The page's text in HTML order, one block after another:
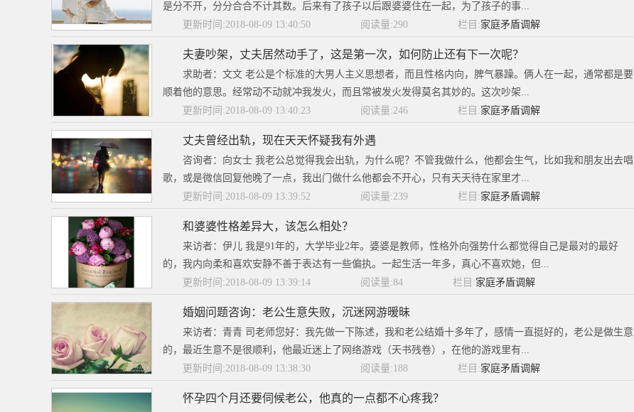
是分不开，分分合合不计其数。后来有了孩子以后跟婆婆住在一起，为了孩子的事...
更新时间:2018-08-09 13:40:50
阅读量:290 栏目:家庭矛盾调解
夫妻吵架，丈夫居然动手了，这是第一次，如何防止还有下一次呢？
求助者：文文 老公是个标准的大男人主义思想者，而且性格内向，脾气暴躁。俩人在一起，通常都是要
顺着他的意思。经常动不动就冲我发火，而且常被发火发得莫名其妙的。这次吵架...
更新时间:2018-08-09 13:40:23
阅读量:246 栏目:家庭矛盾调解
丈夫曾经出轨，现在天天怀疑我有外遇
咨询者：向女士 我老公总觉得我会出轨，为什么呢？不管我做什么，他都会生气，比如我和朋友出去唱
歌，或是微信回复他晚了一点，我出门做什么他都会不开心，只有天天待在家里才...
更新时间:2018-08-09 13:39:52
阅读量:239 栏目:家庭矛盾调解
和婆婆性格差异大，该怎么相处？
来访者：伊儿 我是91年的，大学毕业2年。婆婆是教师，性格外向强势什么都觉得自己是最对的最好
的，我内向柔和喜欢安静不善于表达有一些偏执。一起生活一年多，真心不喜欢她，但...
更新时间:2018-08-09 13:39:14
阅读量:84 栏目:家庭矛盾调解
婚姻问题咨询：老公生意失败，沉迷网游暧昧
来访者：青青 司老师您好：我先做一下陈述，我和老公结婚十多年了，感情一直挺好的，老公是做生意
的，最近生意不是很顺利，他最近迷上了网络游戏（天书残卷），在他的游戏里有...
更新时间:2018-08-09 13:38:30
阅读量:188 栏目:家庭矛盾调解
怀孕四个月还要伺候老公，他真的一点都不心疼我？